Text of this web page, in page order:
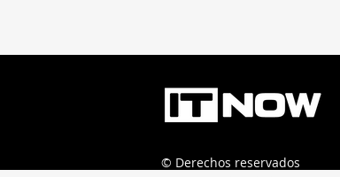
que lo sepa?
© Derechos reservados